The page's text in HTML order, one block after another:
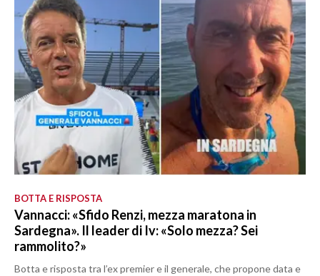
BOTTA E RISPOSTA
Vannacci: «Sfido Renzi, mezza maratona in
Sardegna». Il leader di Iv: «Solo mezza? Sei
rammolito?»
Botta e risposta tra l’ex premier e il generale, che propone data e